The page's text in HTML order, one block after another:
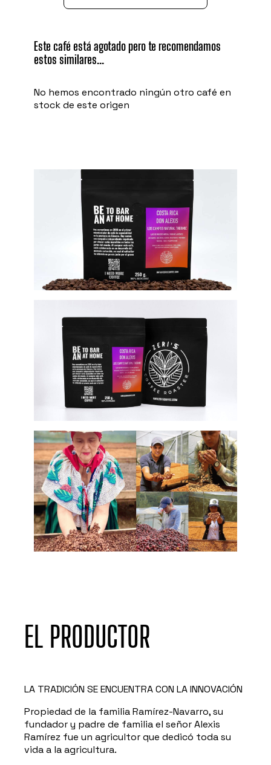
EL PRODUCTOR
LA TRADICIÓN SE ENCUENTRA CON LA INNOVACIÓN
Propiedad de la familia Ramírez-Navarro, su
fundador y padre de familia el señor Alexis
Ramírez fue un agricultor que dedicó toda su
vida a la agricultura.
Este café está agotado pero te recomendamos
estos similares...
No hemos encontrado ningún otro café en
stock de este origen